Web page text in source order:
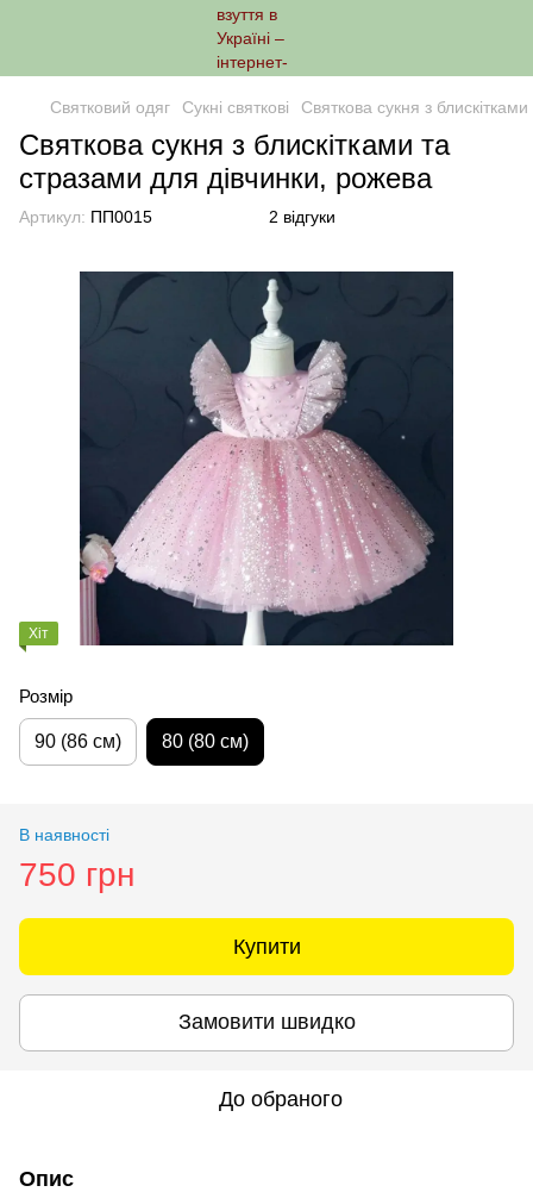
Святковий одяг Сукні святкові Святкова сукня з
Святкова сукня з блискітками та
стразами для дівчинки, рожева
Артикул: ПП0015 2 відгуки
Хіт
Розмір
90 (86 см) 80 (80 см)
В наявності
750 грн
Купити
Замовити швидко
До обраного
Опис